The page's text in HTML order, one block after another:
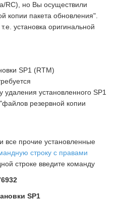
RC), но Вы осуществили
копии пакета обновления".
установка оригинальной
SP1 (RTM)
установленного SP1
резервной копии
все прочие установленные
строку с правами
строке введите команду
SP1